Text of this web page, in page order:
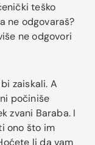
teško
ne odgovaraš?
ne odgovori
zaiskali. A
počiniše
zvani Baraba. I
ono što im